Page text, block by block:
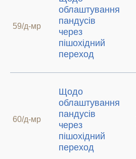
59/д-мр
облаштування
пандусів
через
пішохідний
переход
60/д-мр
Щодо
облаштування
пандусів
через
пішохідний
переход